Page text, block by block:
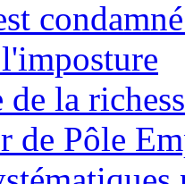
la
de Pôle